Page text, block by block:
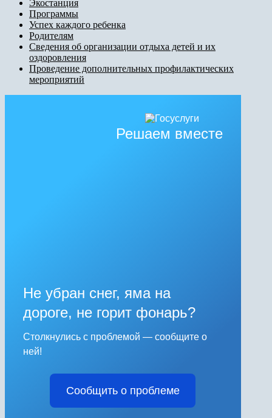
Экостанция
Программы
Успех каждого ребенка
Родителям
Сведения об организации отдыха детей и их
оздоровления
Проведение дополнительных профилактических
мероприятий
Решаем вместе
Не убран снег, яма на
дороге, не горит фонарь?
Столкнулись с проблемой — сообщите о
ней!
Сообщить о проблеме